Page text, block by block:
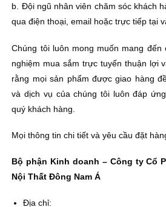
b. Đội ngũ nhân viên chăm sóc khách
qua điện thoại, email hoặc trực tiếp tại
Chúng tôi luôn mong muốn mang đến
nghiệm mua sắm trực tuyến thuận lợi
rằng mọi sản phẩm được giao hàng
và dịch vụ của chúng tôi luôn đáp
quý khách hàng.
Mọi thông tin chi tiết và yêu cầu đặt
Bộ phận Kinh doanh – Công ty Cổ
Nội Thất Đông Nam Á
Địa chỉ: